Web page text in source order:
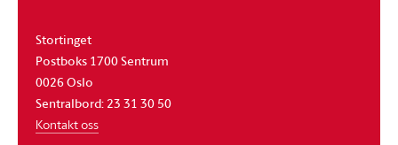
Stortinget
Postboks 1700 Sentrum
0026 Oslo
Sentralbord: 23 31 30 50
Kontakt oss